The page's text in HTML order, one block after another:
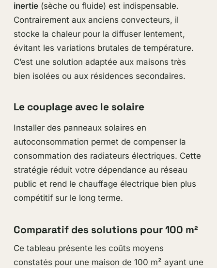
inertie(sèche ou fluide) est indispensable.
Contrairement aux anciens convecteurs, il
stocke la chaleur pour la diffuser lentement,
évitant les variations brutales de température.
C’est une solution adaptée aux maisons très
bien isolées ou aux résidences secondaires.
Le couplage avec le solaire
Installer des panneaux solaires en
autoconsommation permet de compenser la
consommation des radiateurs électriques. Cette
stratégie réduit votre dépendance au réseau
public et rend le chauffage électrique bien plus
compétitif sur le long terme.
Comparatif des solutions pour 100 m²
Ce tableau présente les coûts moyens
constatés pour une maison de 100 m² ayant une